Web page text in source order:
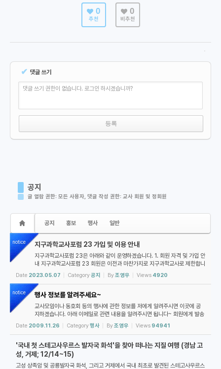
0
추천
0
비추천
✔ 댓글 쓰기
댓글 쓰기 권한이 없습니다. 로그인 하시겠습니까?
공지
글 열람 권한: 모든 사용자, 댓글 작성 권한: 교사 회원 및 정회원
공지 홍보 행사 일반
notice 지구과학교사포럼 23 가입 및 이용 안내
지구과학교사포럼 23은 아래와 같이 운영하겠습니다. 1. 회원 자격 및 가입 안
내 지구과학교사포럼 23 회원은 이전과 마찬가지로 지구과학교사로 제한합니
다. 가입하시려는 분은 아래 절차에 따라 주세요: 1. 아이디 생성을 클릭하여
아이디를 만들고 로그인합...
Date 2023.05.07 Category공지 By조영우 Views 4920
notice 행사 정보를 알려주세요~
교사모임이나 동호회 등의 행사에 관한 정보를 저에게 알려주시면 이곳에 공
지하겠습니다. 아래 이메일로 관련 내용을 알려주시면 됩니다~ 회원에게 발송
하는 전체 메일에 끼워 넣어 주세요~ demishrain@gmail.com
Date 2009.11.26 Category행사 By조영우 Views 94941
'국내 첫 스테고사우르스 발자국 화석'을 찾아 떠나는 지질 여행 (경남 고
성, 거제; 12/14~15)
고성 상족암 및 공룡발자국 화석, 그리고 거제에서 국내 최초로 발견된 스테고사우르스